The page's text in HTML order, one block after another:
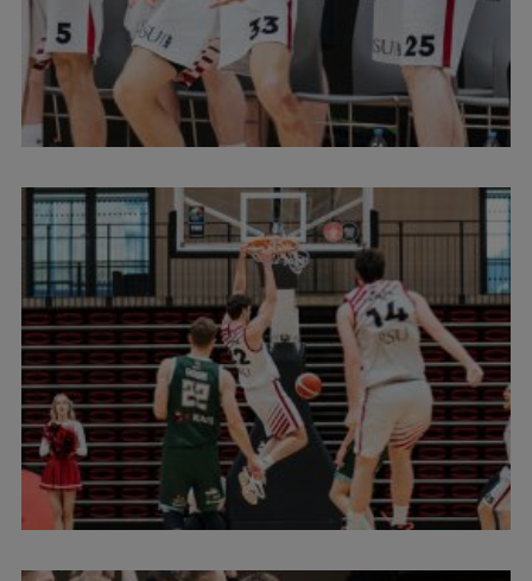
Muzeji un ekspozīcijas
Ģerbonis
Projekti
Virtuālā tūre
Ilgtspējīga attīstība
Studiju un vides pieejamība
Dati par 2025. gadu
Suvenīri un grāmatas
Mūžizglītība